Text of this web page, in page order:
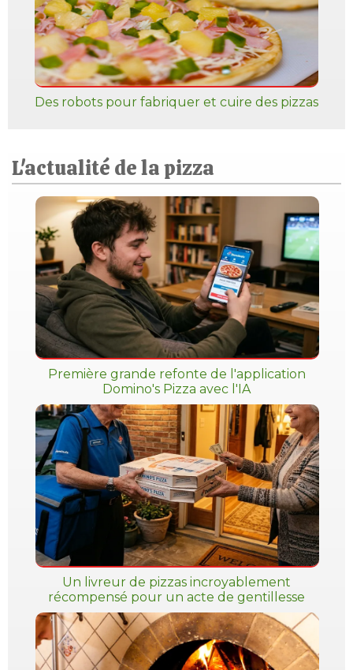
Des robots pour fabriquer et cuire des pizzas
L'actualité de la pizza
Première grande refonte de l'application
Domino's Pizza avec l'IA
Un livreur de pizzas incroyablement
récompensé pour un acte de gentillesse